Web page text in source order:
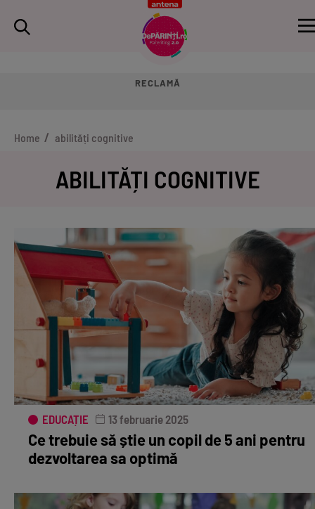
RECLAMĂ
Home abilități cognitive
ABILITĂȚI COGNITIVE
EDUCAȚIE 13 februarie 2025
Ce trebuie să știe un copil de 5 ani pentru
dezvoltarea sa optimă